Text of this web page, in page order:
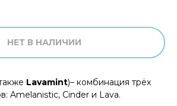
НЕТ В НАЛИЧИИ
Lavamint)– комбинация трёх
Amelanistic, Cinder и Lava.